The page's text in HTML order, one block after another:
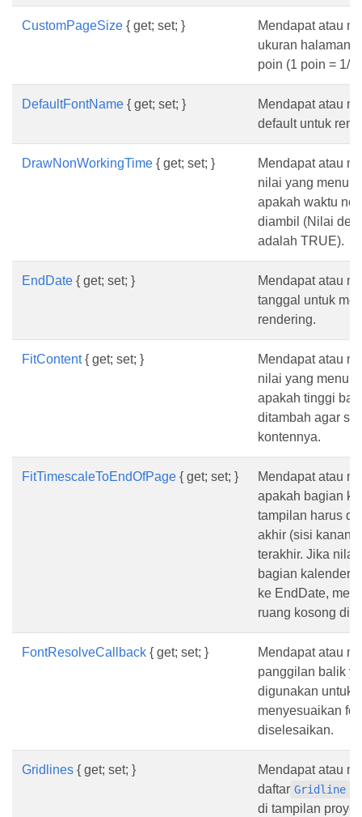
CustomPageSize { get; set; }
Mendapat atau
ukuran halaman
poin (1 poin = 1/
DefaultFontName { get; set; }
Mendapat atau
default untuk
DrawNonWorkingTime { get; set; }
Mendapat atau
nilai yang
apakah waktu
diambil (Nilai
adalah TRUE).
EndDate { get; set; }
Mendapat atau
tanggal untuk
rendering.
FitContent{ get; set; }
Mendapat atau
nilai yang
apakah tinggi
ditambah agar
kontennya.
FitTimescaleToEndOfPage { get; set; }
Mendapat atau
apakah bagian
tampilan harus
akhir (sisi kanan)
terakhir. Jika
bagian kalender
ke EndDate,
ruang kosong di
FontResolveCallback { get; set; }
Mendapat atau
panggilan balik
digunakan untuk
menyesuaikan
diselesaikan.
Gridlines { get; set; }
Mendapat atau
daftar Gridline
di tampilan